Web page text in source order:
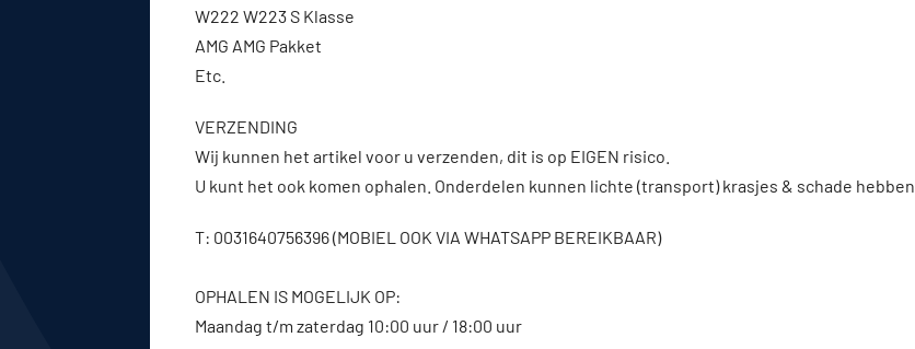
W222 W223 S Klasse
AMG AMG Pakket
Etc.
VERZENDING
Wij kunnen het artikel voor u verzenden, dit is op EIGEN risico.
U kunt het ook komen ophalen. Onderdelen kunnen lichte (transport) krasjes & schade hebben.
T: 0031640756396 (MOBIEL OOK VIA WHATSAPP BEREIKBAAR)
OPHALEN IS MOGELIJK OP:
Maandag t/m zaterdag 10:00 uur / 18:00 uur